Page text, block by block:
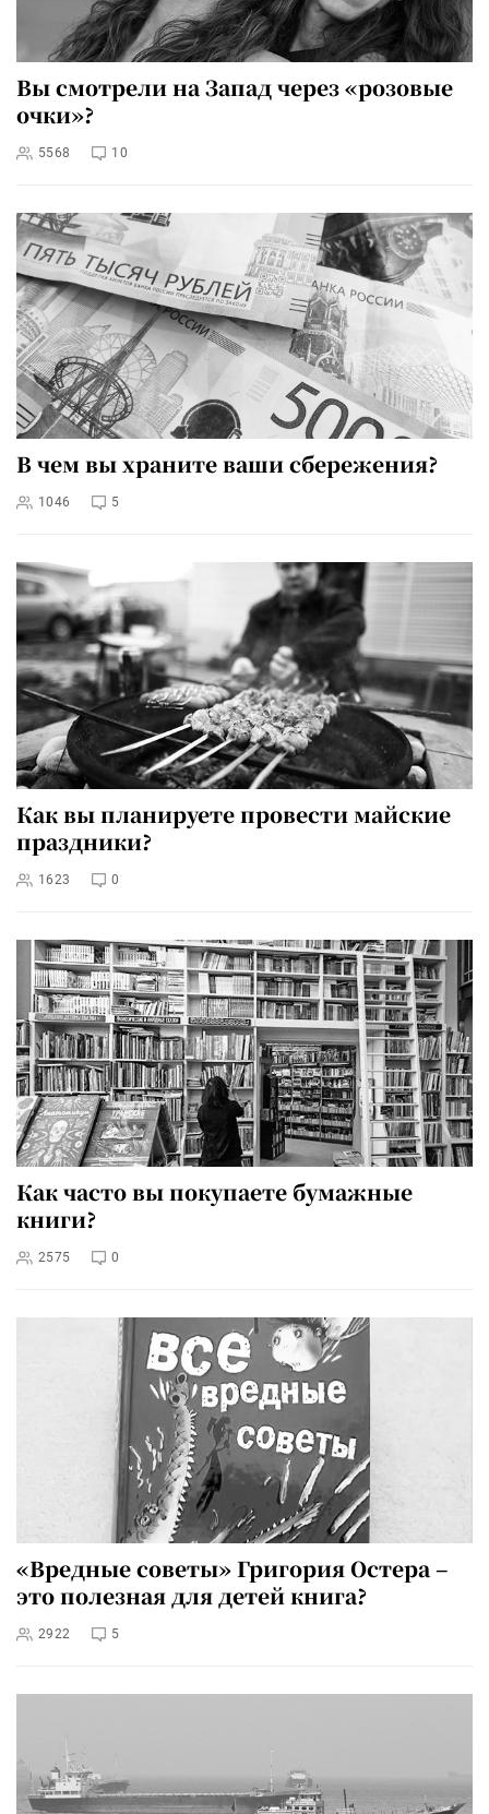
Вы смотрели на Запад через «розовые
очки»?
5568 10
В чем вы храните ваши сбережения?
1046 5
Как вы планируете провести майские
праздники?
1623 0
Как часто вы покупаете бумажные
книги?
2575 0
«Вредные советы» Григория Остера –
это полезная для детей книга?
2922 5